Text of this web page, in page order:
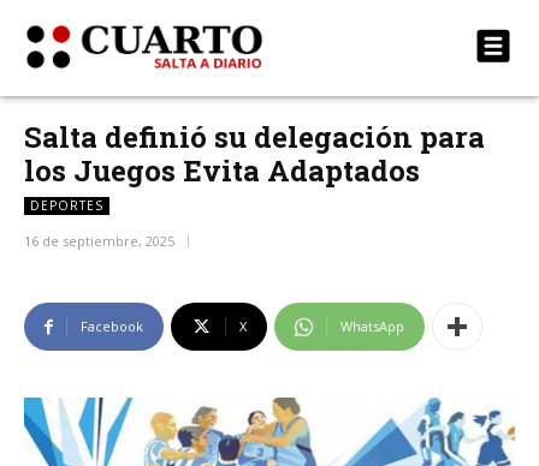
Salta definió su delegación para
los Juegos Evita Adaptados
DEPORTES
16 de septiembre, 2025
Facebook X WhatsApp